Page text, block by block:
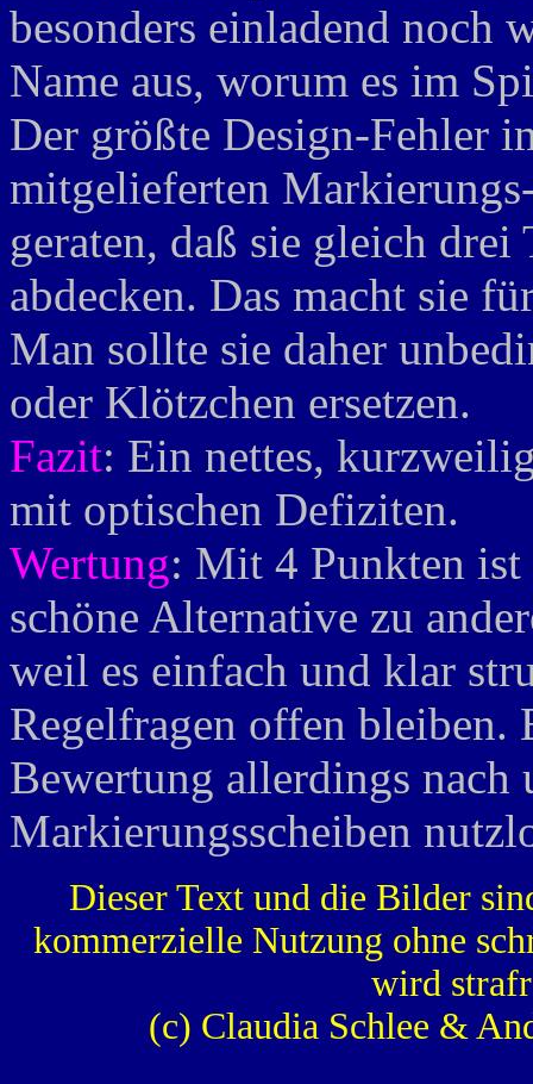
besonders einladend noch
Name aus, worum es im
Der größte Design-Fehler
mitgelieferten
geraten, daß sie gleich
abdecken. Das macht sie
Man sollte sie daher
oder Klötzchen ersetzen.
Fazit: Ein nettes,
mit optischen Defiziten.
Wertung: Mit 4 Punkten ist
schöne Alternative zu
weil es einfach und klar
Regelfragen offen bleiben.
Bewertung allerdings nach
Markierungsscheiben
Dieser Text und die Bilder
kommerzielle Nutzung ohne
wird
(c) Claudia Schlee &